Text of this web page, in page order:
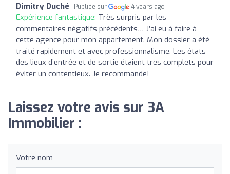
Dimitry Duché Publiée sur 4 years ago
Expérience fantastique: Très surpris par les
commentaires négatifs précédents… J’ai eu à faire à
cette agence pour mon appartement. Mon dossier a été
traité rapidement et avec professionnalisme. Les états
des lieux d’entrée et de sortie étaient tres complets pour
éviter un contentieux. Je recommande!
Laissez votre avis sur 3A
Immobilier :
Votre nom